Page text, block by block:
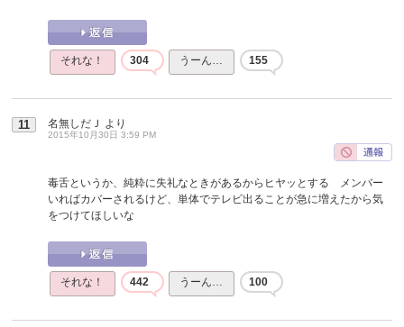
それな！ 304 うーん… 155
11 名無しだＪ より
2015年10月30日 3:59 PM
毒舌というか、純粋に失礼なときがあるからヒヤッとする メンバー
いればカバーされるけど、単体でテレビ出ることが急に増えたから気
をつけてほしいな
それな！ 442 うーん… 100